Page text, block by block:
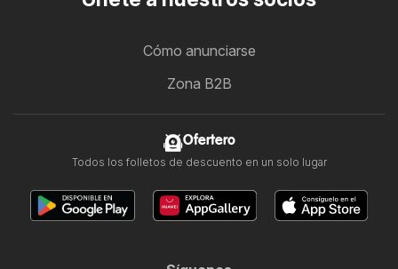
Cómo anunciarse
Zona B2B
Ofertero
Todos los folletos de descuento en un solo lugar